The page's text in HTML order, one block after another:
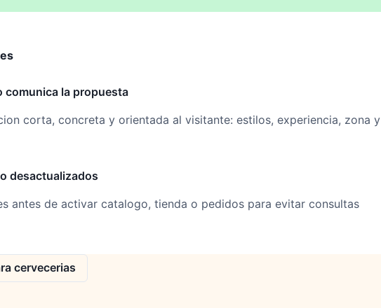
comunica la propuesta
corta, concreta y orientada al visitante: estilos, experiencia, zona y
desactualizados
antes de activar catalogo, tienda o pedidos para evitar consultas
cervecerias